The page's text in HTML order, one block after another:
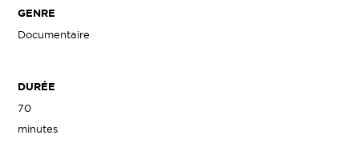
GENRE
Documentaire
DURÉE
70
minutes